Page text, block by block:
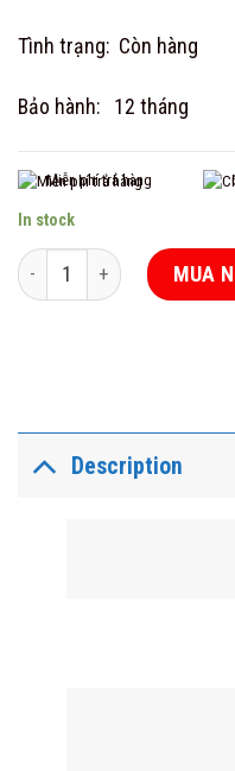
Tình trạng: Còn hàng
Bảo hành: 12 tháng
Miễn phí trả hàng
In stock
Cảm biến hồng ngoại
MUA
Description